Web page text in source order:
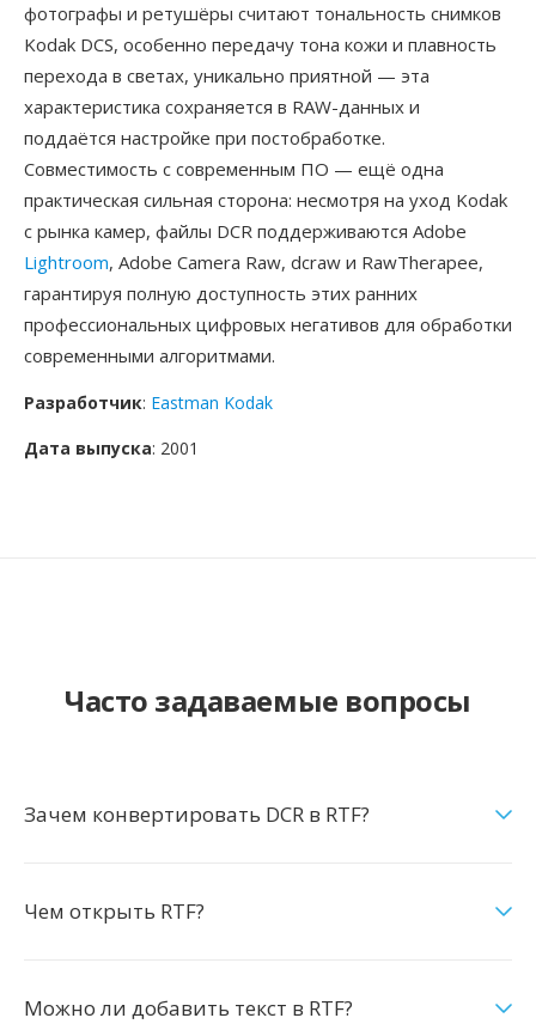
фотографы и ретушёры считают тональность снимков
Kodak DCS, особенно передачу тона кожи и плавность
перехода в светах, уникально приятной — эта
характеристика сохраняется в RAW-данных и
поддаётся настройке при постобработке.
Совместимость с современным ПО — ещё одна
практическая сильная сторона: несмотря на уход Kodak
с рынка камер, файлы DCR поддерживаются Adobe
Lightroom, Adobe Camera Raw, dcraw и RawTherapee,
гарантируя полную доступность этих ранних
профессиональных цифровых негативов для обработки
современными алгоритмами.
Разработчик: Eastman Kodak
Дата выпуска: 2001
Часто задаваемые вопросы
Зачем конвертировать DCR в RTF?
Чем открыть RTF?
Можно ли добавить текст в RTF?